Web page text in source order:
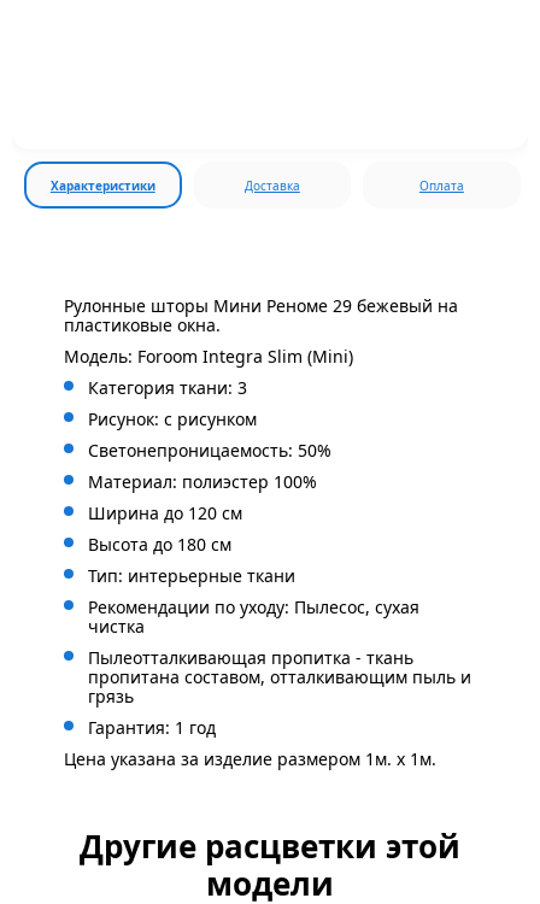
Характеристики Доставка Оплата
Рулонные шторы Мини Реноме 29 бежевый на
пластиковые окна.
Модель: Foroom Integra Slim (Mini)
Категория ткани: 3
Рисунок: с рисунком
Светонепроницаемость: 50%
Материал: полиэстер 100%
Ширина до 120 см
Высота до 180 см
Тип: интерьерные ткани
Рекомендации по уходу: Пылесос, сухая
чистка
Пылеотталкивающая пропитка - ткань
пропитана составом, отталкивающим пыль и
грязь
Гарантия: 1 год
Цена указана за изделие размером 1м. x 1м.
Другие расцветки этой
модели